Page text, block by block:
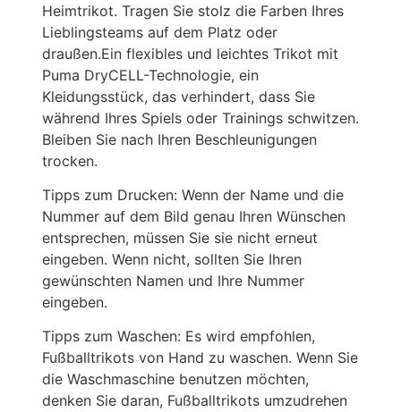
Heimtrikot. Tragen Sie stolz die Farben Ihres
Lieblingsteams auf dem Platz oder
draußen.Ein flexibles und leichtes Trikot mit
Puma DryCELL-Technologie, ein
Kleidungsstück, das verhindert, dass Sie
während Ihres Spiels oder Trainings schwitzen.
Bleiben Sie nach Ihren Beschleunigungen
trocken.
Tipps zum Drucken: Wenn der Name und die
Nummer auf dem Bild genau Ihren Wünschen
entsprechen, müssen Sie sie nicht erneut
eingeben. Wenn nicht, sollten Sie Ihren
gewünschten Namen und Ihre Nummer
eingeben.
Tipps zum Waschen: Es wird empfohlen,
Fußballtrikots von Hand zu waschen. Wenn Sie
die Waschmaschine benutzen möchten,
denken Sie daran, Fußballtrikots umzudrehen